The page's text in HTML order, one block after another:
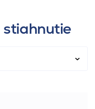
stiahnutie